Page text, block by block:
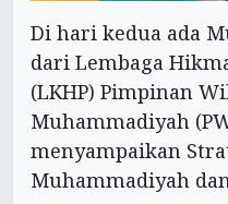
Di hari kedua ada
dari Lembaga
(LKHP) Pimpinan
Muhammadiyah
menyampaikan
Muhammadiyah